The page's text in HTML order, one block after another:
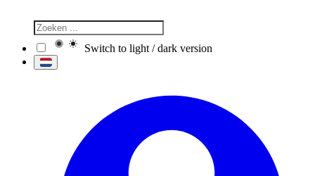
Switch to light / dark version